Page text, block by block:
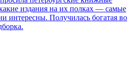
издания на их полках — самые
интересны. Получилась богатая во